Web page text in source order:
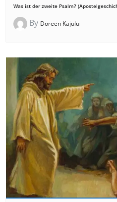
Was ist der zweite Psalm?
By Doreen Kajulu